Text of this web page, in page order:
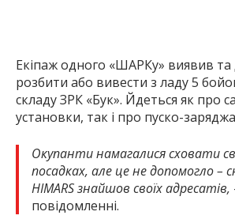
Екіпаж одного «ШАРКу» виявив та
розбити або вивести з ладу 5
складу ЗРК «Бук». Йдеться як про
установки, так і про пуско-
Окупанти намагалися сховати
посадках, але це не допомогло –
HIMARS знайшов своїх адресатів,
повідомленні.